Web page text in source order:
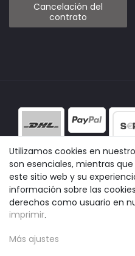
Cancelación del
contrato
Utilizamos cookies en
son esenciales, mientras
este sitio web y su
información sobre las
derechos como usuario en
imprimir.
Más ajustes